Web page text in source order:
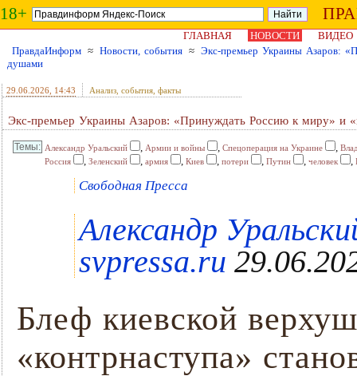
18+
ГЛАВНАЯ НОВОСТИ
ВИДЕО
ПравдаИнформ ≈ Новости, события ≈ Экс-премьер Украины Азаров:
душами
29.06.2026 , 14:43 Анализ, события, факты
Экс-премьер Украины Азаров: «Принуждать Россию к миру» и
Александр Уральский , Армии и войны , Спецоперация на Украине ,
Россия
, Зеленский , армия , Киев , потери , Путин , человек ,
Свободная Пресса
Александр
svpressa.ru
Блеф киевской
«контрнаступа»